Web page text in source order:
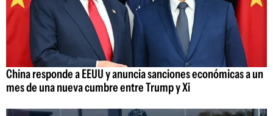
China responde a EEUU y anuncia sanciones económicas a un
mes de una nueva cumbre entre Trump y Xi